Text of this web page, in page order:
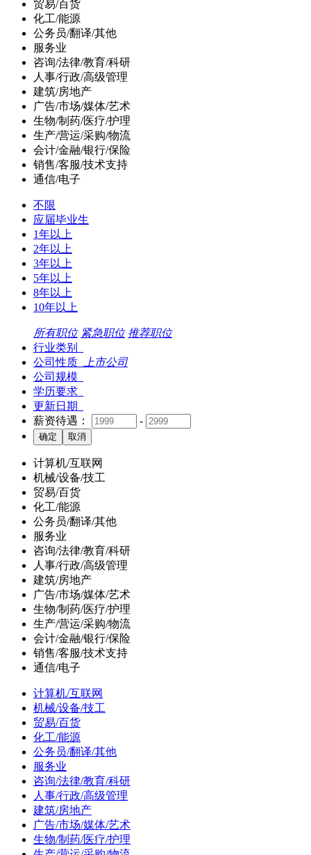
贸易/百货
化工/能源
公务员/翻译/其他
服务业
咨询/法律/教育/科研
人事/行政/高级管理
建筑/房地产
广告/市场/媒体/艺术
生物/制药/医疗/护理
生产/营运/采购/物流
会计/金融/银行/保险
销售/客服/技术支持
通信/电子
不限
应届毕业生
1年以上
2年以上
3年以上
5年以上
8年以上
10年以上
所有职位 紧急职位 推荐职位
行业类别
公司性质 上市公司
公司规模
学历要求
更新日期
薪资待遇：
-
计算机/互联网
机械/设备/技工
贸易/百货
化工/能源
公务员/翻译/其他
服务业
咨询/法律/教育/科研
人事/行政/高级管理
建筑/房地产
广告/市场/媒体/艺术
生物/制药/医疗/护理
生产/营运/采购/物流
会计/金融/银行/保险
销售/客服/技术支持
通信/电子
计算机/互联网
机械/设备/技工
贸易/百货
化工/能源
公务员/翻译/其他
服务业
咨询/法律/教育/科研
人事/行政/高级管理
建筑/房地产
广告/市场/媒体/艺术
生物/制药/医疗/护理